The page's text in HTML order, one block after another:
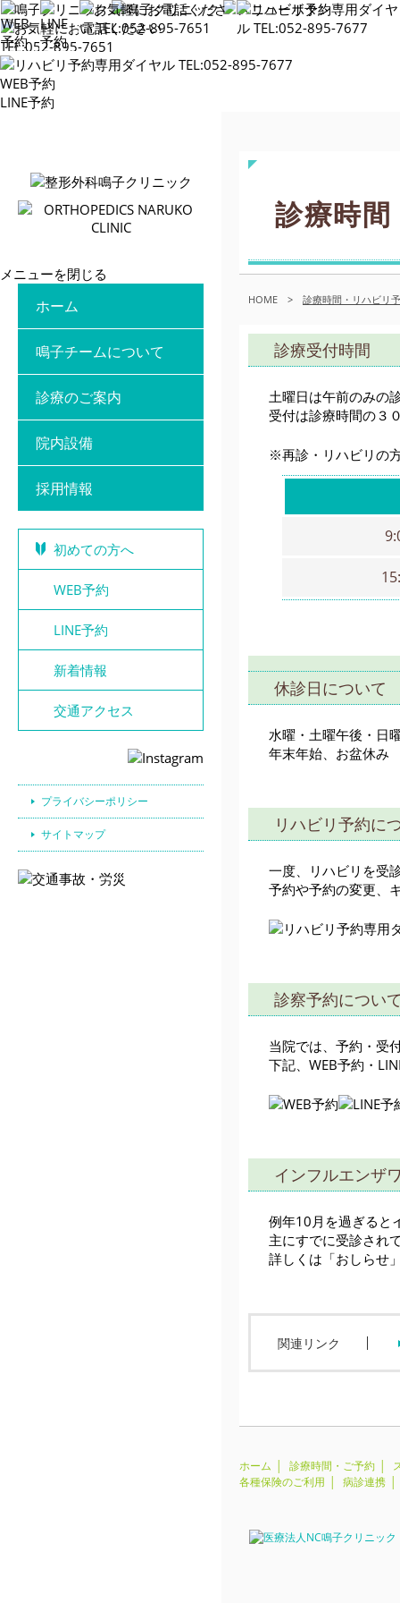
WEB予約
LINE予約
メニューを閉じる
ホーム
鳴子チームについて
診療のご案内
院内設備
採用情報
初めての方へ
WEB予約
LINE予約
新着情報
交通アクセス
プライバシーポリシー
サイトマップ
診療時
HOME > 診療時間・リハビリ
診療受付時間
土曜日は午前のみの
受付は診療時間の３
※再診・リハビリの
休診日について
水曜・土曜午後・日
年末年始、お盆休み
リハビリ予約に
一度、リハビリを受
予約や予約の変更、
診察予約につい
当院では、予約・受
下記、WEB予約・
インフルエンザ
例年10月を過ぎると
主にすでに受診され
詳しくは「おしらせ
関連リンク
ホーム 診療時間・ご予約
各種保険のご利用
病診連携